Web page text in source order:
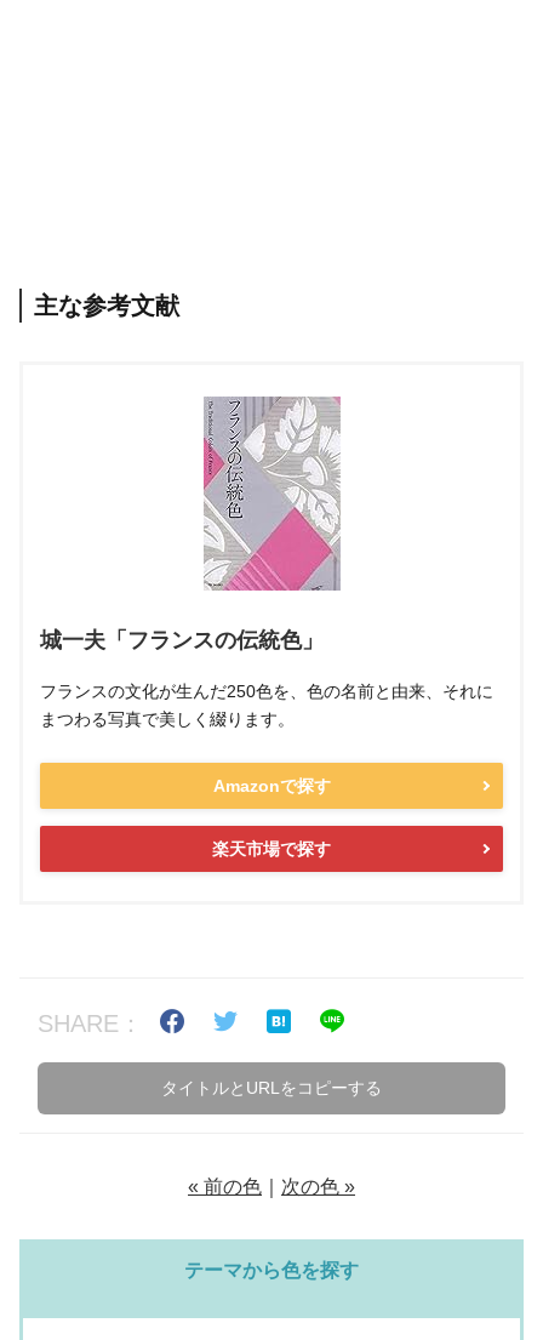
主な参考文献
城一夫「フランスの伝統色」
フランスの文化が生んだ250色を、色の名前と由来、それに
まつわる写真で美しく綴ります。
Amazonで探す
楽天市場で探す
SHARE：
タイトルとURLをコピーする
« 前の色 次の色 »
テーマから色を探す